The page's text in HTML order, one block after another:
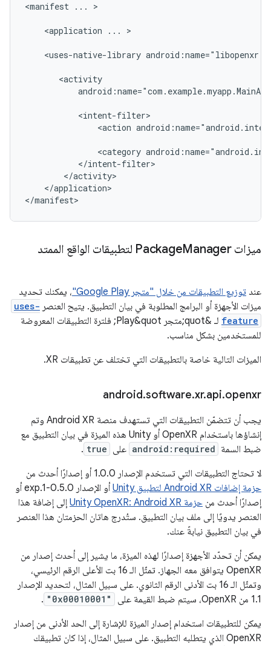
<manifest ... >
<application ... >
<uses-native-library
<action
<category
</application>
ميزات PackageManager لتطبيقات الواقع الممتد
عند توزيع التطبيقات من خلال "متجر Google Play"
، يمكنك تحديد
ميزات الأجهزة أو البرامج المطلوبة في بيان التطبيق. يتيح العنصر uses-
feature
لـ &quot;متجر Play&quot; فلترة التطبيقات المعروضة
للمستخدمين بشكل مناسب.
الميزات التالية خاصة بالتطبيقات التي تختلف عن تطبيقات XR.
android.software.xr.api.openxr
يجب أن تتضمّن التطبيقات التي تستهدف منصة Android XR وتم
إنشاؤها باستخدام OpenXR أو Unity هذه الميزة في بيان التطبيق مع
ضبط السمة android:required على true
.
لا تحتاج التطبيقات التي تستخدم الإصدار 1.0.0 أو إصدارًا أحدث من
حزمة إضافات Android XR لتطبيق Unity
أو الإصدار 0.5.0-exp.1 أو
إصدارًا أحدث من حزمة Unity OpenXR: Android XR
إلى إضافة هذا
العنصر يدويًا إلى ملف بيان التطبيق. ستُدرج هاتان الحزمتان هذا العنصر
في بيان التطبيق نيابةً عنك.
يمكن أن تحدّد الأجهزة إصدارًا لهذه الميزة، ما يشير إلى أحدث إصدار من
OpenXR يتوافق معه الجهاز. تمثّل الـ 16 بت الأعلى الرقم الرئيسي،
وتمثّل الـ 16 بت الأدنى الرقم الثانوي. على سبيل المثال، لتحديد الإصدار
1.1 من OpenXR، سيتم ضبط القيمة على
"0x00010001"
.
يمكن للتطبيقات استخدام إصدار الميزة للإشارة إلى الحد الأدنى من إصدار
OpenXR الذي يتطلبه التطبيق. على سبيل المثال، إذا كان تطبيقك